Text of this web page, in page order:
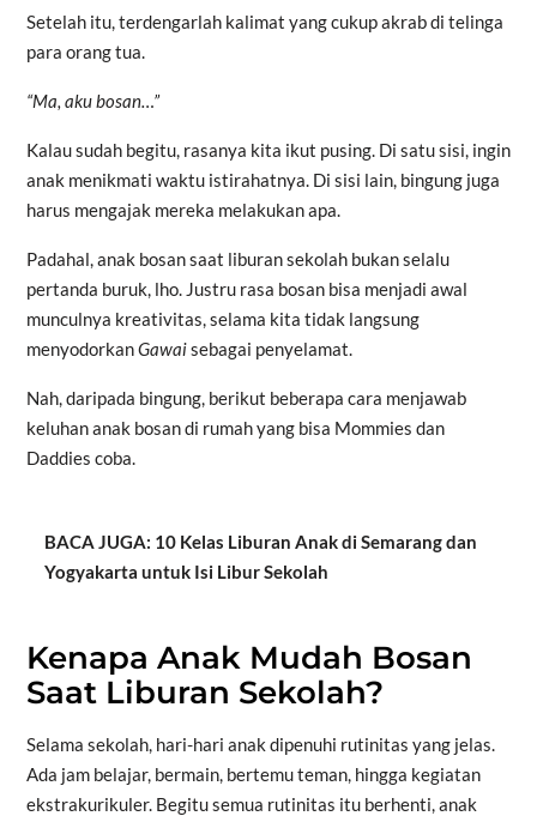
Setelah itu, terdengarlah kalimat yang cukup akrab di telinga
para orang tua.
“Ma, aku bosan…”
Kalau sudah begitu, rasanya kita ikut pusing. Di satu sisi, ingin
anak menikmati waktu istirahatnya. Di sisi lain, bingung juga
harus mengajak mereka melakukan apa.
Padahal, anak bosan saat liburan sekolah bukan selalu
pertanda buruk, lho. Justru rasa bosan bisa menjadi awal
munculnya kreativitas, selama kita tidak langsung
menyodorkanGawaisebagai penyelamat.
Nah, daripada bingung, berikut beberapa cara menjawab
keluhan anak bosan di rumah yang bisa Mommies dan
Daddies coba.
BACA JUGA: 10 Kelas Liburan Anak di Semarang dan
Yogyakarta untuk Isi Libur Sekolah
Kenapa Anak Mudah Bosan
Saat Liburan Sekolah?
Selama sekolah, hari-hari anak dipenuhi rutinitas yang jelas.
Ada jam belajar, bermain, bertemu teman, hingga kegiatan
ekstrakurikuler. Begitu semua rutinitas itu berhenti, anak